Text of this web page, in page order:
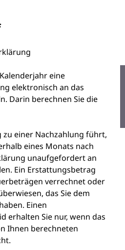
eine
elektronisch an das
Darin berechnen Sie die
zu einer Nachzahlung führt,
eines Monats nach
unaufgefordert an
Ein Erstattungsbetrag
verrechnet oder
das Sie dem
Einen
erhalten Sie nur, wenn das
Ihnen berechneten